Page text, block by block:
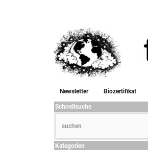
Newsletter
Biozertifikat
Schnellsuche
Kategorien